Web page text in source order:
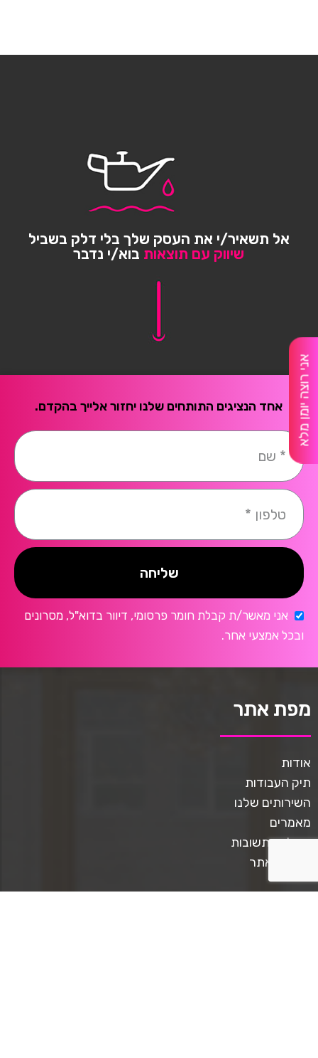
אני רוצה יומן מלא
אל תשאיר/י את העסק שלך בלי דלק בשביל
שיווק עם תוצאות בוא/י נדבר
אחד הנציגים התותחים שלנו יחזור אלייך בהקדם.
שליחה
אני מאשר/ת קבלת חומר פרסומי, דיוור בדוא"ל, מסרונים
ובכל אמצעי אחר.
מפת אתר
אודות
תיק העבודות
השירותים שלנו
מאמרים
שאלות ותשובות
תקנון האתר
צרו קשר